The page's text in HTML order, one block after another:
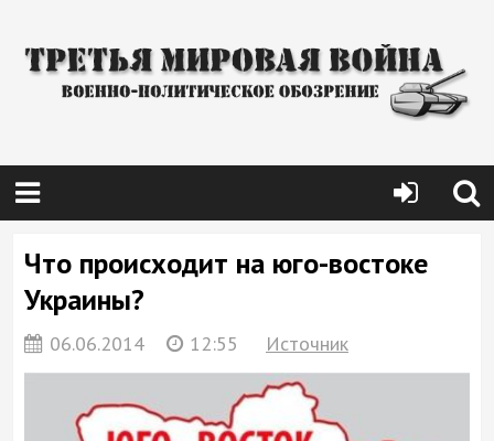
Что происходит на юго-востоке
Украины?
06.06.2014 12:55 Источник